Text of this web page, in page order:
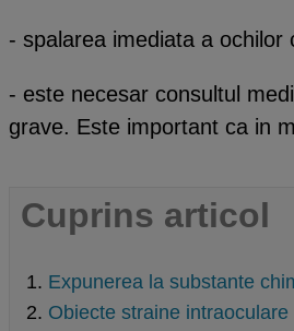
- spalarea imediata a ochilor
- este necesar consultul
grave. Este important ca in
Cuprins articol
Expunerea la substante
Obiecte straine intraoculare